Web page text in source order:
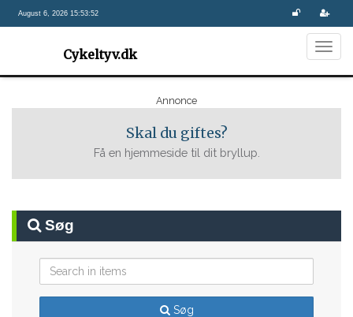
August 6, 2026 15:53:52
Cykeltyv.dk
Annonce
Skal du giftes?
Få en hjemmeside til dit bryllup.
Søg
Søg